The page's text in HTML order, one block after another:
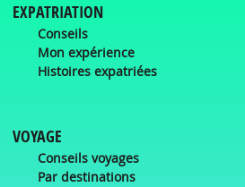
EXPATRIATION
Conseils
Mon expérience
Histoires expatriées
VOYAGE
Conseils voyages
Par destinations